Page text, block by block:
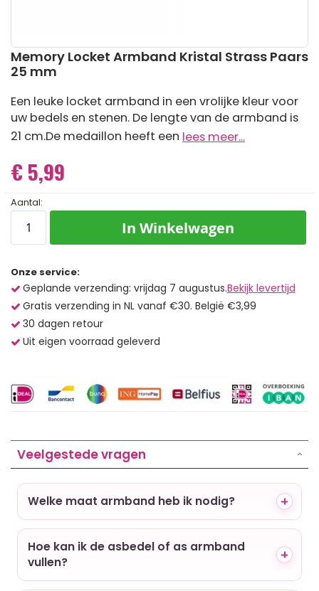
Ga
naar
het
van
de
afbeeldingen-
gallerij
Memory Locket Armband Kristal Strass Paars
25 mm
Een leuke locket armband in een vrolijke kleur voor
uw bedels en stenen. De lengte van de armband is
21 cm.De medaillon heeft een lees meer...
€ 5,99
Aantal:
In Winkelwagen
Onze service:
Geplande verzending: vrijdag 7 augustus.Bekijk levertijd
Gratis verzending in NL vanaf €30. België €3,99
30 dagen retour
Uit eigen voorraad geleverd
Veelgestede vragen
Welke maat armband heb ik nodig?
Hoe kan ik de asbedel of as armband
vullen?